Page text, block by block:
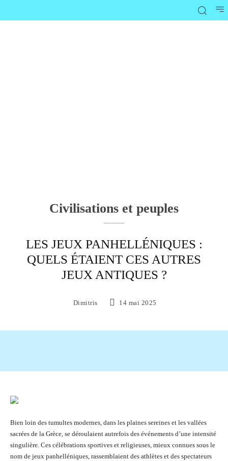
Civilisations et peuples
LES JEUX PANHELLÉNIQUES :
QUELS ÉTAIENT CES AUTRES
JEUX ANTIQUES ?
Dimitris 14 mai 2025
Bien loin des tumultes modernes, dans les plaines sereines et les vallées
sacrées de la Grèce, se déroulaient autrefois des événements d’une intensité
singulière. Ces célébrations sportives et religieuses, mieux connues sous le
nom de jeux panhelléniques, rassemblaient des athlètes et des spectateurs